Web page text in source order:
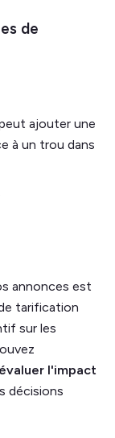
de
ajouter une
à un trou dans
annonces est
tarification
sur les
l'impact
décisions